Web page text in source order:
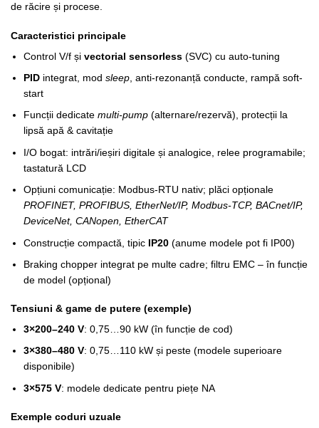
de răcire și procese.
Caracteristici principale
Control V/f șivectorial sensorless (SVC) cu auto-tuning
PID integrat, modsleep , anti-rezonanță conducte, rampă soft-
start
Funcții dedicatemulti-pump (alternare/rezervă), protecții la
lipsă apă & cavitație
I/O bogat: intrări/ieșiri digitale și analogice, relee programabile;
tastatură LCD
Opțiuni comunicație: Modbus-RTU nativ; plăci opționale
PROFINET, PROFIBUS, EtherNet/IP, Modbus-TCP, BACnet/IP,
DeviceNet, CANopen, EtherCAT
Construcție compactă, tipic IP20 (anume modele pot fi IP00)
Braking chopper integrat pe multe cadre; filtru EMC – în funcție
de model (opțional)
Tensiuni & game de putere (exemple)
3×200–240 V: 0,75…90 kW (în funcție de cod)
3×380–480 V: 0,75…110 kW și peste (modele superioare
disponibile)
3×575 V: modele dedicate pentru piețe NA
Exemple coduri uzuale